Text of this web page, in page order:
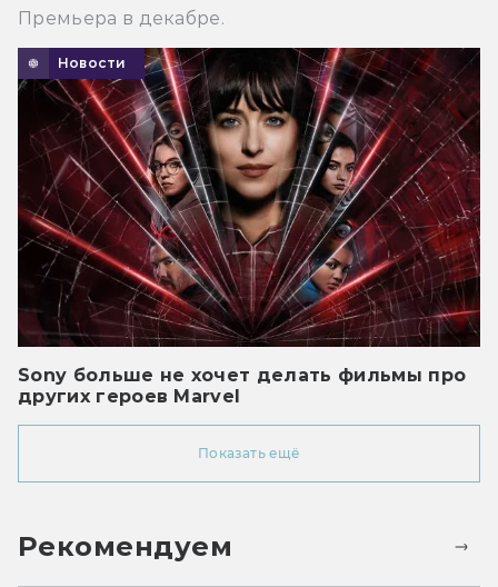
Премьера в декабре.
Новости
Sony больше не хочет делать фильмы про
других героев Marvel
Показать ещё
Рекомендуем